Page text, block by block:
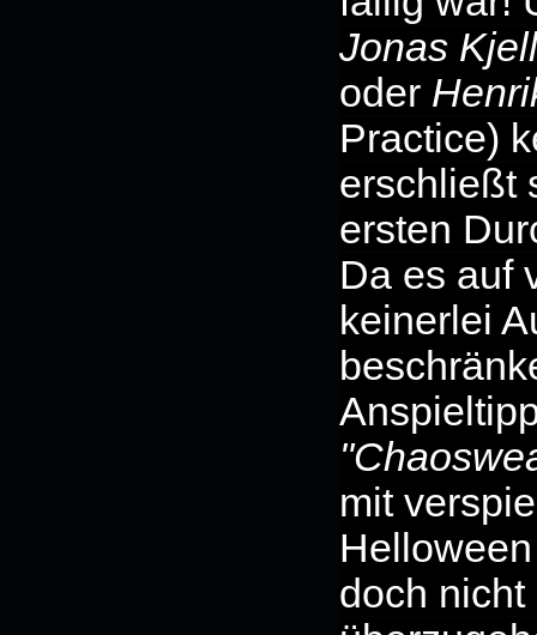
Jonas
oder
Practice)
erschließt
ersten
Da es auf
keinerlei
mit
doch